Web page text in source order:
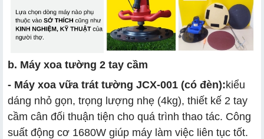
b. Máy xoa tường 2 tay cầm
- Máy xoa vữa trát tường JCX-001 (có đèn):kiểu
dáng nhỏ gọn, trọng lượng nhẹ (4kg), thiết kế 2 tay
cầm cân đối thuận tiện cho quá trình thao tác. Công
suất động cơ 1680W giúp máy làm việc liên tục tốt.